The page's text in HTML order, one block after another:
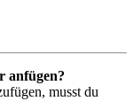
anfügen?
musst du